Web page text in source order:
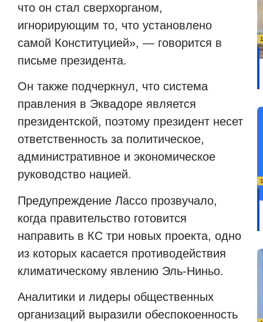
что он стал сверхорганом,
игнорирующим то, что установлено
самой Конституцией», — говорится в
письме президента.
Он также подчеркнул, что система
правления в Эквадоре является
президентской, поэтому президент несет
ответственность за политическое,
административное и экономическое
руководство нацией.
Предупреждение Лассо прозвучало,
когда правительство готовится
направить в КС три новых проекта, одно
из которых касается противодействия
климатическому явлению Эль-Ниньо.
Аналитики и лидеры общественных
организаций выразили обеспокоенность